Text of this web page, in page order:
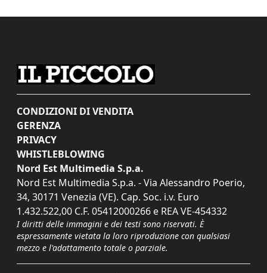
CONDIZIONI DI VENDITA
GERENZA
PRIVACY
WHISTLEBLOWING
Nord Est Multimedia S.p.a.
Nord Est Multimedia S.p.a. - Via Alessandro Poerio,
34, 30171 Venezia (VE). Cap. Soc. i.v. Euro
1.432.522,00 C.F. 05412000266 e REA VE-454332
I diritti delle immagini e dei testi sono riservati. È
espressamente vietata la loro riproduzione con qualsiasi
mezzo e l'adattamento totale o parziale.